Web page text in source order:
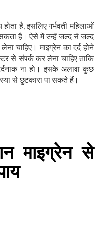
है, इसलिए गर्भवती महिलाओं
है। ऐसे में उन्हें जल्द से जल्द
चाहिए। माइग्रेन का दर्द होने
से संपर्क कर लेना चाहिए ताकि
ना हो। इसके अलावा कुछ
से छुटकारा पा सकते हैं।
माइग्रेन से